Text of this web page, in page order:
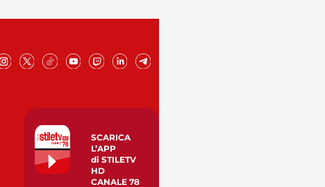
SCARICA
L’APP
di STILETV
HD
CANALE 78